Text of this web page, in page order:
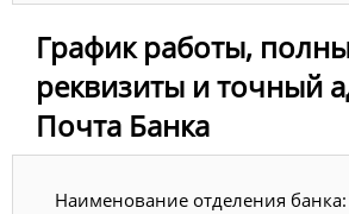
График работы,
реквизиты и точный
Почта Банка
Наименование отделения банка: